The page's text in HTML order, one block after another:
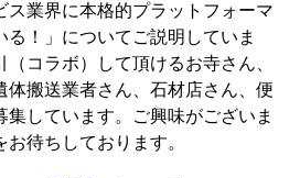
ス業界に本格的プラットフォーマ
る！」についてご説明していま
コラボ）して頂けるお寺さん、
体搬送業者さん、石材店さん、便
集しています。ご興味がございま
お待ちしております。